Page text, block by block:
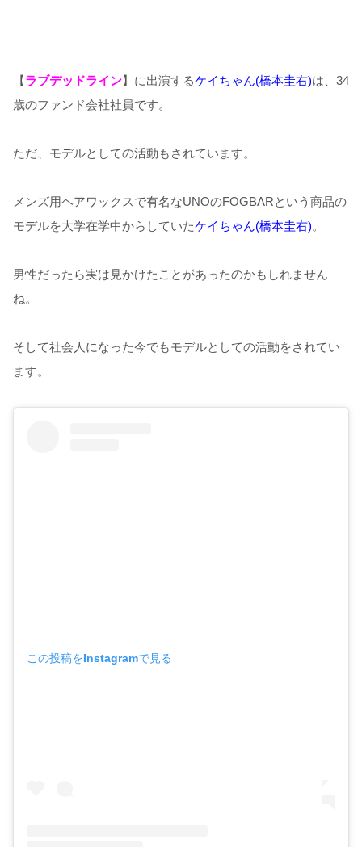
【ラブデッドライン】に出演するケイちゃん(橋本圭右)は、34
歳のファンド会社社員です。
ただ、モデルとしての活動もされています。
メンズ用ヘアワックスで有名なUNOのFOGBARという商品の
モデルを大学在学中からしていたケイちゃん(橋本圭右)。
男性だったら実は見かけたことがあったのかもしれません
ね。
そして社会人になった今でもモデルとしての活動をされてい
ます。
この投稿をInstagramで見る